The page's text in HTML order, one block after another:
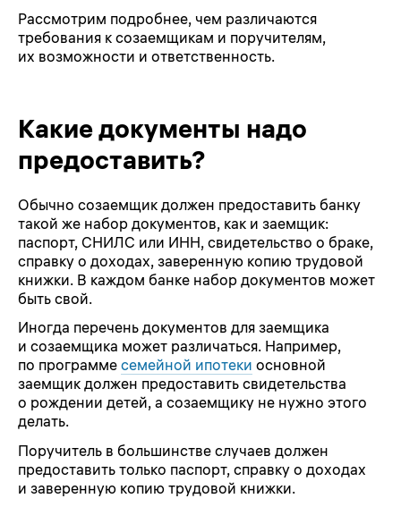
Рассмотрим подробнее, чем различаются
требования к созаемщикам и поручителям,
их возможности и ответственность.
Какие документы надо
предоставить?
Обычно созаемщик должен предоставить банку
такой же набор документов, как и заемщик:
паспорт, СНИЛС или ИНН, свидетельство о браке,
справку о доходах, заверенную копию трудовой
книжки. В каждом банке набор документов может
быть свой.
Иногда перечень документов для заемщика
и созаемщика может различаться. Например,
по программе семейной ипотеки основной
заемщик должен предоставить свидетельства
о рождении детей, а созаемщику не нужно этого
делать.
Поручитель в большинстве случаев должен
предоставить только паспорт, справку о доходах
и заверенную копию трудовой книжки.